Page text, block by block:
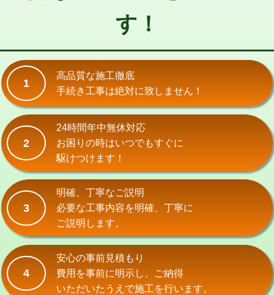
交換・取付(単水栓（壁付・デッキ
式・ワンホール）)
交換・取付(排水栓・排水トラップ
（P/S/ポップアップ））
22,000円+材料費
交換・取付（その他部品）
持込商品取付（単水栓）
持込商品取付（混合水栓） 16,500円
持込商品取付（浄水器・分岐水栓） 16,500円
給水管工事※（ホール加工)
給水管工事※（バンド止め)
給水管工事※（支持金具設置) 5,500円
す！
1
高品質な施工徹底
手続き工事は絶対に致しません！
2
24時間年中無休対応
お困りの時はいつでもすぐに
駆けつけます！
3
明確、丁寧なご説明
必要な工事内容を明確、丁寧に
ご説明します。
4
安心の事前見積もり
費用を事前に明示し、ご納得
いただいたうえで施工を行います。